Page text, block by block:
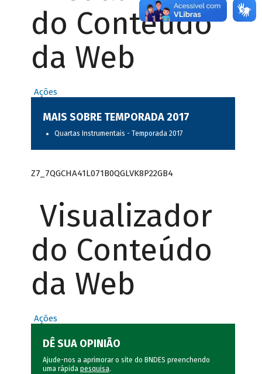
do Conteúdo
da Web
Ações
MAIS SOBRE TEMPORADA 2017
Quartas Instrumentais - Temporada 2017
Z7_7QGCHA41L071B0QGLVK8P22GB4
Visualizador
do Conteúdo
da Web
Ações
DÊ SUA OPINIÃO
Ajude-nos a aprimorar o site do BNDES preenchendo
uma rápida pesquisa.